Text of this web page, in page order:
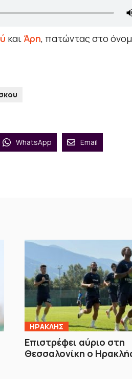
και Άρη, πατώντας στο
WhatsApp Email
ΗΡΑΚΛΗΣ
Επιστρέφει αύριο στη
Θεσσαλονίκη ο